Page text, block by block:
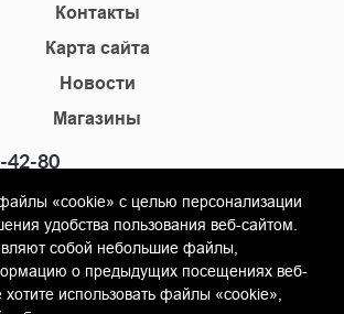
Контакты
Карта сайта
Новости
Магазины
42-80
KERAMA MARAZZI, ООО «Гамма
«cookie» с целью персонализации
удобства пользования веб-сайтом.
собой небольшие файлы,
о предыдущих посещениях веб-
использовать файлы «cookie»,